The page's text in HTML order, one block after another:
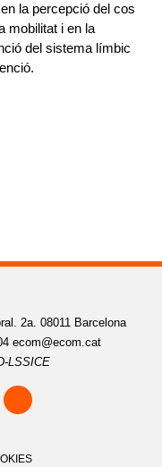
la percepció del cos
mobilitat i en la
del sistema límbic
2a. 08011 Barcelona
ecom@ecom.cat
LSSICE